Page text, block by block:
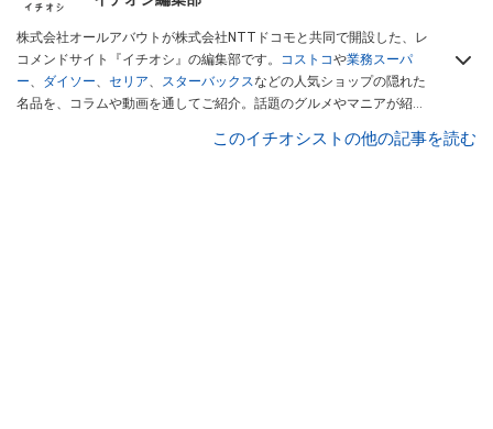
株式会社オールアバウトが株式会社NTTドコモと共同で開設した、レ
コメンドサイト『イチオシ』の編集部です。 コストコや業務スーパ
ー、 ダイソー、 セリア、 スターバックスなどの人気ショップの隠れた
名品を、コラムや動画を通してご紹介。話題のグルメやマニアが紹介
インフルエンサーが実際に使用してレビューしています。毎日トレン
このイチオシストの他の記事を読む